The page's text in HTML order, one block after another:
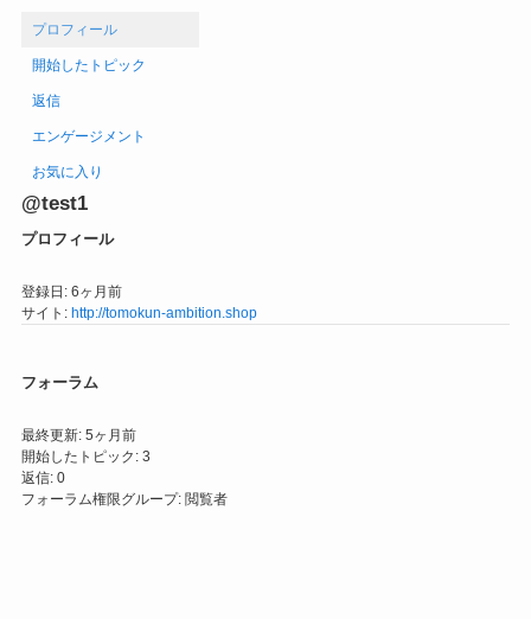
プロフィール
開始したトピック
返信
エンゲージメント
お気に入り
@test1
プロフィール
登録日: 6ヶ月前
サイト: http://tomokun-ambition.shop
フォーラム
最終更新: 5ヶ月前
開始したトピック: 3
返信: 0
フォーラム権限グループ: 閲覧者